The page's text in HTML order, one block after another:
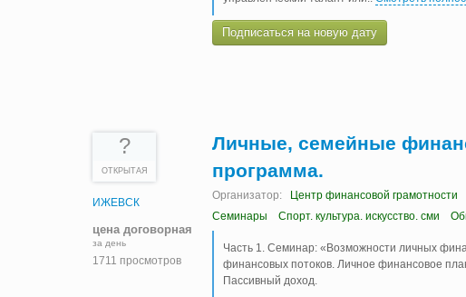
Подписаться на новую дату
?
ОТКРЫТАЯ
ИЖЕВСК
цена договорная
за день
1711 просмотров
Личные, семейные
программа.
Организатор:
Центр финансовой грамотности
Семинары
Спорт. культура. искусство. сми
Часть 1. Семинар: «Возможности личных
финансовых потоков. Личное финансовое
Пассивный доход.